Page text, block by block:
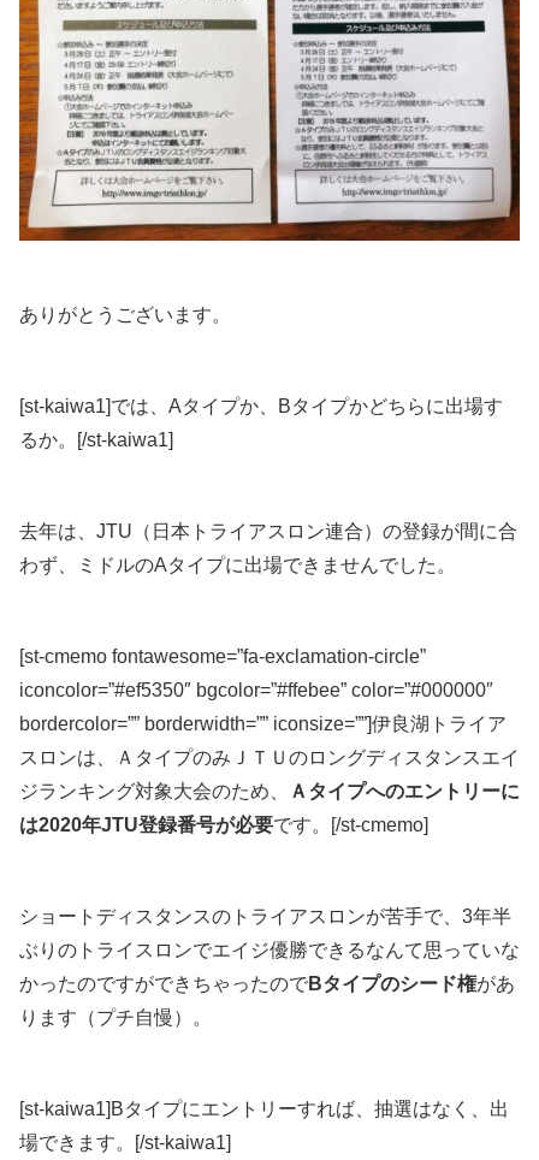
ありがとうございます。
[st-kaiwa1]では、Aタイプか、Bタイプかどちらに出場す
るか。[/st-kaiwa1]
去年は、 JTU（日本トライアスロン連合）の登録が間に合
わず、ミドルのAタイプに出場できませんでした。
[st-cmemo fontawesome=”fa-exclamation-circle”
iconcolor=”#ef5350″ bgcolor=”#ffebee” color=”#000000″
bordercolor=”” borderwidth=”” iconsize=””]伊良湖トライア
スロンは、ＡタイプのみＪＴＵのロングディスタンスエイ
ジランキング対象大会のため、
Ａタイプへのエントリーに
は2020年JTU登録番号が必要です。[/st-cmemo]
ショートディスタンスのトライアスロンが苦手で、3年半
ぶりのトライスロンでエイジ優勝できるなんて思っていな
かったのですができちゃったのでBタイプのシード権があ
ります（プチ自慢）。
[st-kaiwa1]Bタイプにエントリーすれば、抽選はなく、出
場できます。[/st-kaiwa1]